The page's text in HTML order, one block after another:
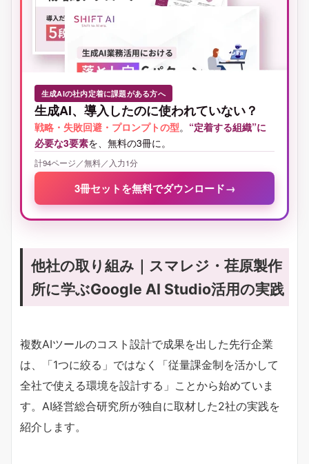
生成AIの社内定着に課題がある方へ
生成AI、導入したのに使われていない？
戦略・失敗回避・プロンプトの型。 “定着する組織”に
必要な3要素を、無料の3冊に。
計94ページ／無料／入力1分
3冊セットを無料でダウンロード →
他社の取り組み｜スマレジ・荏原製作
所に学ぶGoogle AI Studio活用の実践
複数AIツールのコスト設計で成果を出した先行企業
は、「1つに絞る」ではなく「従量課金制を活かして
全社で使える環境を設計する」ことから始めていま
す。AI経営総合研究所が独自に取材した2社の実践を
紹介します。